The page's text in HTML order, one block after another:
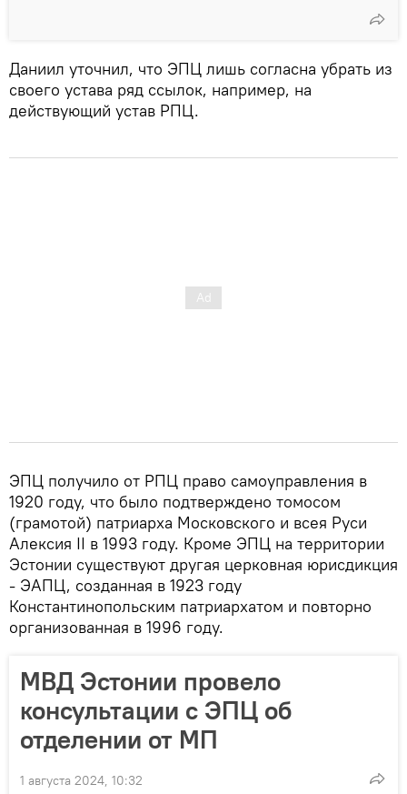
Даниил уточнил, что ЭПЦ лишь согласна убрать из
своего устава ряд ссылок, например, на
действующий устав РПЦ.
ЭПЦ получило от РПЦ право самоуправления в
1920 году, что было подтверждено томосом
(грамотой) патриарха Московского и всея Руси
Алексия II в 1993 году. Кроме ЭПЦ на территории
Эстонии существуют другая церковная юрисдикция
- ЭАПЦ, созданная в 1923 году
Константинопольским патриархатом и повторно
организованная в 1996 году.
МВД Эстонии провело
консультации с ЭПЦ об
отделении от МП
1 августа 2024, 10:32